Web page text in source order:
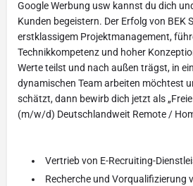
Google Werbung usw kannst du dich
Kunden begeistern. Der Erfolg von BEK
erstklassigem Projektmanagement,
Technikkompetenz und hoher
Werte teilst und nach außen trägst, in
dynamischen Team arbeiten möchtest
schätzt, dann bewirb dich jetzt als
(m/w/d) Deutschlandweit Remote /
Vertrieb von E-Recruiting-
Recherche und Vorqualifizierung